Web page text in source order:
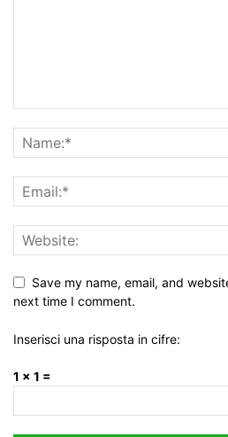
Save my name, email, and
next time I comment.
Inserisci una risposta in cifre:
1 × 1 =